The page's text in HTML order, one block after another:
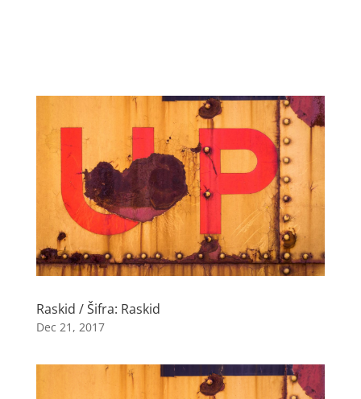
Raskid / Šifra: Raskid
Dec 21, 2017